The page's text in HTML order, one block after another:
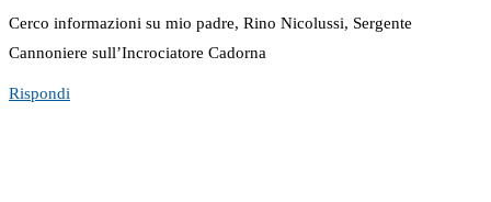
Cerco informazioni su mio padre, Rino Nicolussi, Sergente
Cannoniere sull’Incrociatore Cadorna
Rispondi